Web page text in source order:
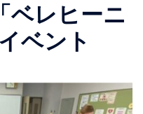
ベレヒーニ
ベント